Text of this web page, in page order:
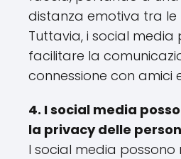
distanza emotiva tra le
Tuttavia, i social media
facilitare la
connessione con amici
4. I social media
la privacy delle
I social media